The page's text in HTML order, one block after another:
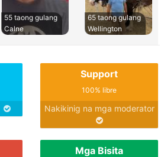
55 taong gulang
Calne
65 taong gulang
Wellington
Support
100% libre
Nakikinig na mga moderator
Mga Bisita